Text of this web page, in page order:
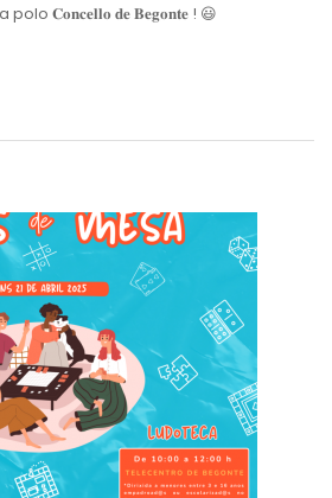
𝐂𝐨𝐧𝐜𝐞𝐥𝐥𝐨 𝐝𝐞 𝐁𝐞𝐠𝐨𝐧𝐭𝐞 ! 😃